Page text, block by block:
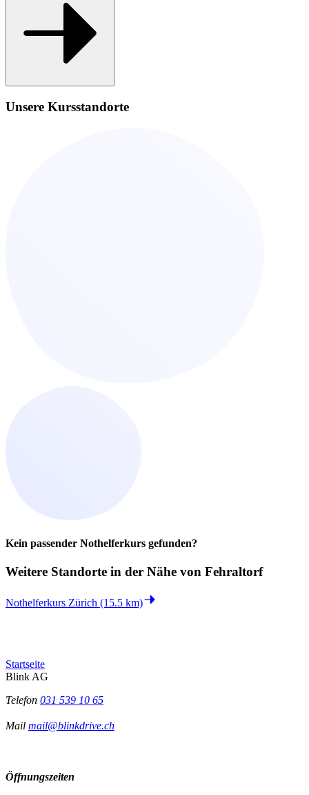
Unsere Kursstandorte
Kein passender Nothelferkurs gefunden?
Weitere Standorte in der Nähe von Fehraltorf
Nothelferkurs Zürich (15.5 km)
Startseite
Blink AG
Telefon 031 539 10 65
Mail mail@blinkdrive.ch
Öffnungszeiten